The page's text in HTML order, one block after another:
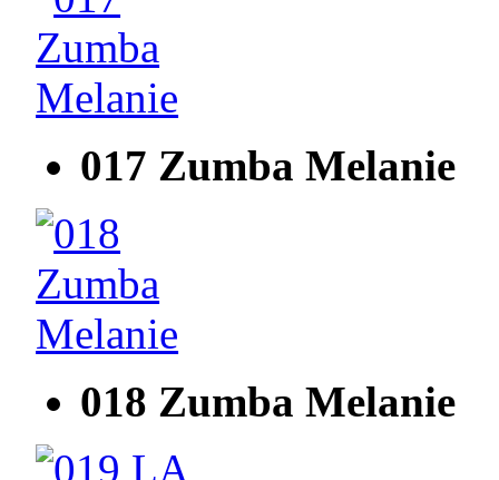
017 Zumba Melanie
018 Zumba Melanie